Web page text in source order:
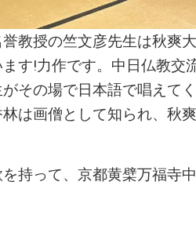
教授の竺文彦先生は秋爽
す!力作です。中日仏教交
その場で日本語で唱えて
は画僧として知られ、秋
持って、京都黄檗万福寺